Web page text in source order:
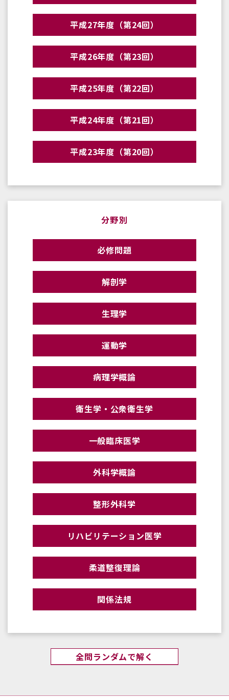
平成27年度（第24回）
平成26年度（第23回）
平成25年度（第22回）
平成24年度（第21回）
平成23年度（第20回）
分野別
必修問題
解剖学
生理学
運動学
病理学概論
衛生学・公衆衛生学
一般臨床医学
外科学概論
整形外科学
リハビリテーション医学
柔道整復理論
関係法規
全問ランダムで解く